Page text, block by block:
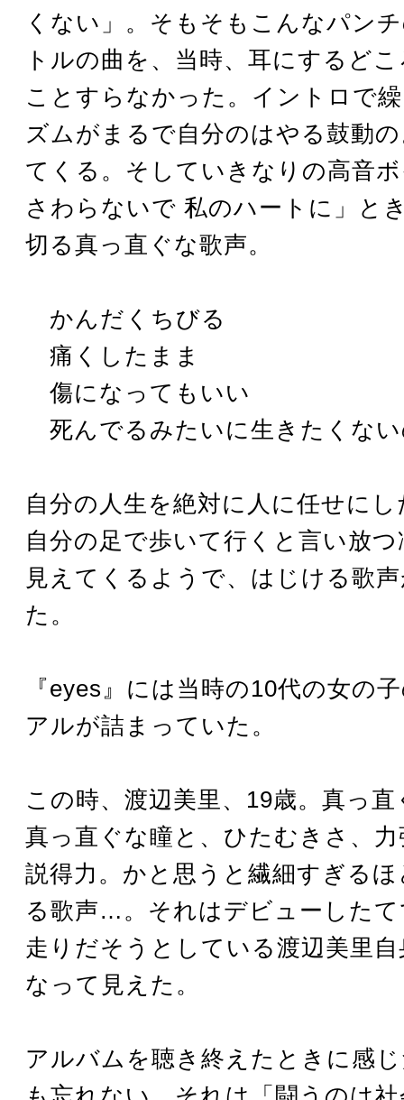
くない」。そもそもこんなパン
トルの曲を、当時、耳にするど
ことすらなかった。イントロで
ズムがまるで自分のはやる鼓動
てくる。そしていきなりの高音
さわらないで 私のハートに」と
切る真っ直ぐな歌声。
かんだくちびる
痛くしたまま
傷になってもいい
死んでるみたいに生きたくな
自分の人生を絶対に人に任せに
自分の足で歩いて行くと言い放
見えてくるようで、はじける歌
た。
『eyes』には当時の10代の女の
アルが詰まっていた。
この時、渡辺美里、19歳。真っ
真っ直ぐな瞳と、ひたむきさ、
説得力。かと思うと繊細すぎる
る歌声…。それはデビューした
走りだそうとしている渡辺美里
なって見えた。
アルバムを聴き終えたときに感